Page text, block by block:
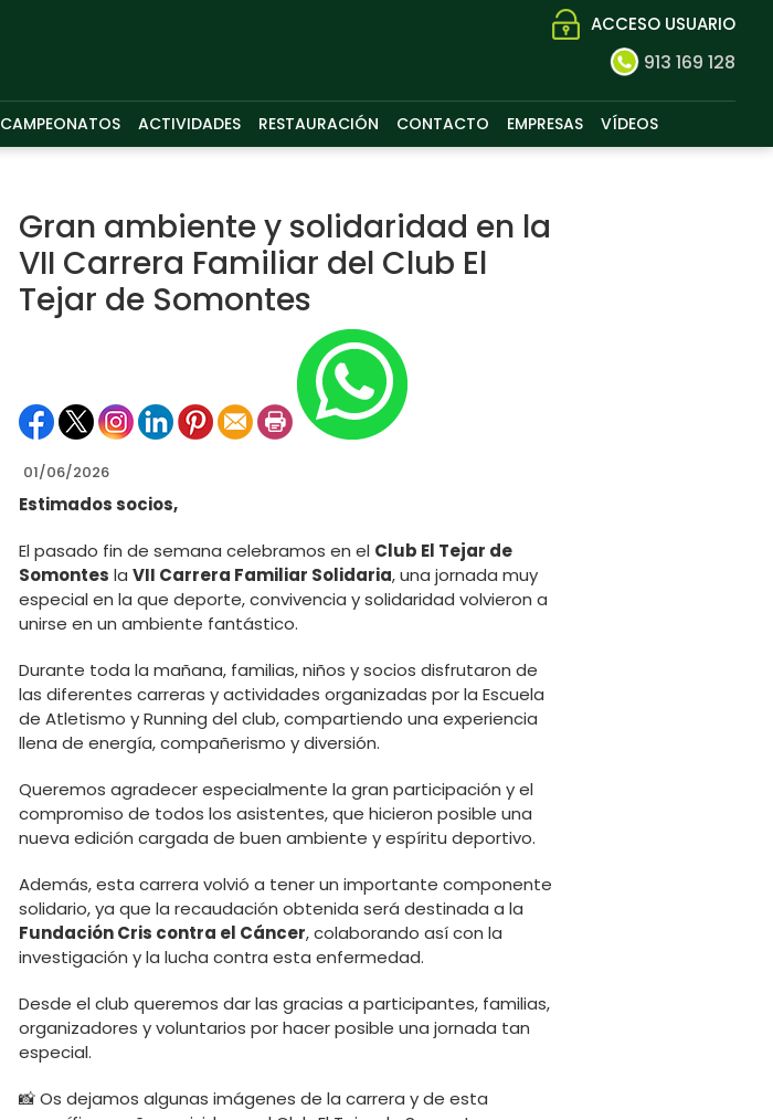
ACCESO USUARIO
913 169 128
CAMPEONATOS ACTIVIDADES RESTAURACIÓN CONTACTO EMPRESAS VÍDEOS
Gran ambiente y solidaridad en la
VII Carrera Familiar del Club El
Tejar de Somontes
01/06/2026
Estimados socios,
El pasado fin de semana celebramos en el Club El Tejar de
Somontes laVII Carrera Familiar Solidaria, una jornada muy
especial en la que deporte, convivencia y solidaridad volvieron a
unirse en un ambiente fantástico.
Durante toda la mañana, familias, niños y socios disfrutaron de
las diferentes carreras y actividades organizadas por la Escuela
de Atletismo y Running del club, compartiendo una experiencia
llena de energía, compañerismo y diversión.
Queremos agradecer especialmente la gran participación y el
compromiso de todos los asistentes, que hicieron posible una
nueva edición cargada de buen ambiente y espíritu deportivo.
Además, esta carrera volvió a tener un importante componente
solidario, ya que la recaudación obtenida será destinada a la
Fundación Cris contra el Cáncer, colaborando así con la
investigación y la lucha contra esta enfermedad.
Desde el club queremos dar las gracias a participantes, familias,
organizadores y voluntarios por hacer posible una jornada tan
especial.
📸 Os dejamos algunas imágenes de la carrera y de esta